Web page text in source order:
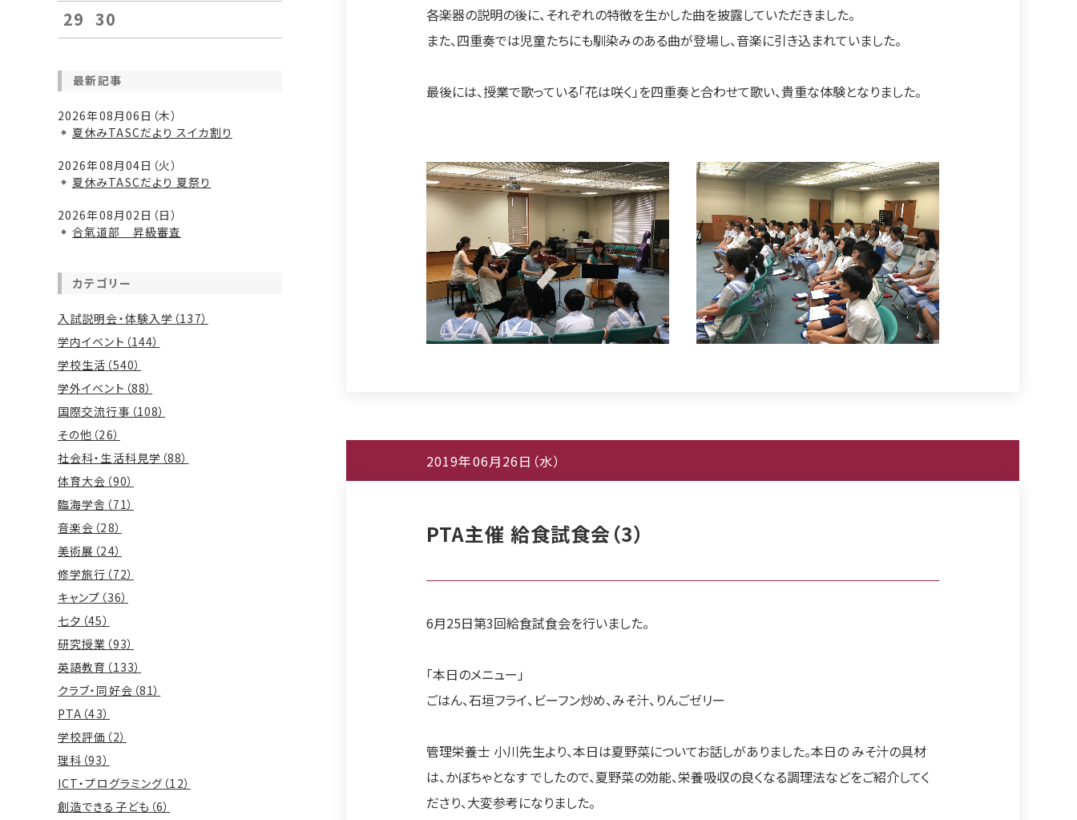
各楽器の説明の後に、それぞれの特徴を生かした曲を披露していただきました。
また、四重奏では児童たちにも馴染みのある曲が登場し、音楽に引き込まれていました。
最後には、授業で歌っている「花は咲く」を四重奏と合わせて歌い、貴重な体験となりました。
2019年06月26日（水）
PTA主催 給食試食会（3）
6月25日第3回給食試食会を行いました。
「本日のメニュー」
ごはん、石垣フライ、ビーフン炒め、みそ汁、りんごゼリー
管理栄養士 小川先生より、本日は夏野菜についてお話しがありました。本日の みそ汁の具材
は、かぼちゃとなす でしたので、夏野菜の効能、栄養吸収の良くなる調理法などをご紹介してく
ださり、大変参考になりました。
29 30
最新記事
2026年08月06日（木）
夏休みTASCだより スイカ割り
2026年08月04日（火）
夏休みTASCだより 夏祭り
2026年08月02日（日）
合氣道部 昇級審査
カテゴリー
入試説明会・体験入学（137）
学内イベント（144）
学校生活（540）
学外イベント（88）
国際交流行事（108）
その他（26）
社会科・生活科見学（88）
体育大会（90）
臨海学舎（71）
音楽会（28）
美術展（24）
修学旅行（72）
キャンプ（36）
七夕（45）
研究授業（93）
英語教育（133）
クラブ・同好会（81）
PTA（43）
学校評価（2）
理科（93）
ICT・プログラミング（12）
創造できる子ども（6）